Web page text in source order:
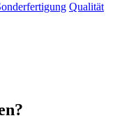
Qualität